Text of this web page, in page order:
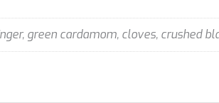
green cardamom, cloves, crushed